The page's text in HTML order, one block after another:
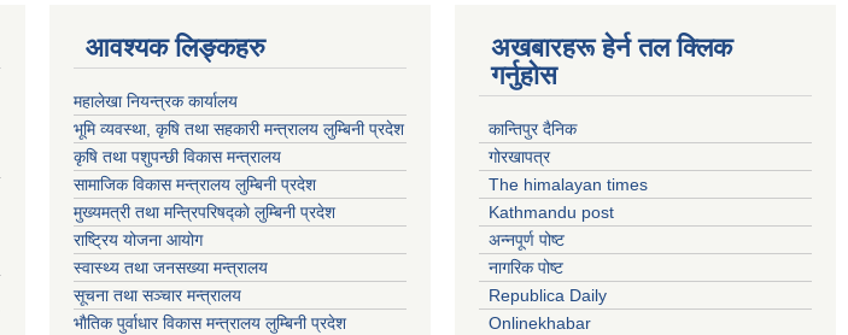
आवश्यक लिङ्कहरु
महालेखा नियन्त्रक कार्यालय
भूमि व्यवस्था, कृषि तथा सहकारी मन्त्रालय लुम्बिनी प्रदेश
कृषि तथा पशुपन्छी विकास मन्त्रालय
सामाजिक विकास मन्त्रालय लुम्बिनी प्रदेश
मुख्यमत्री तथा मन्त्रिपरिषद्काे लुम्बिनी प्रदेश
राष्ट्रिय योजना आयोग
स्वास्थ्य तथा जनसख्या मन्त्रालय
सूचना तथा सञ्चार मन्त्रालय
भाैतिक पुर्वाधार विकास मन्त्रालय लुम्बिनी प्रदेश
अखबारहरू हेर्न तल क्लिक
गर्नुहोस
कान्तिपुर दैनिक
गोरखापत्र
The himalayan times
Kathmandu post
अन्नपूर्ण पोष्ट
नागरिक पोष्ट
Republica Daily
Onlinekhabar